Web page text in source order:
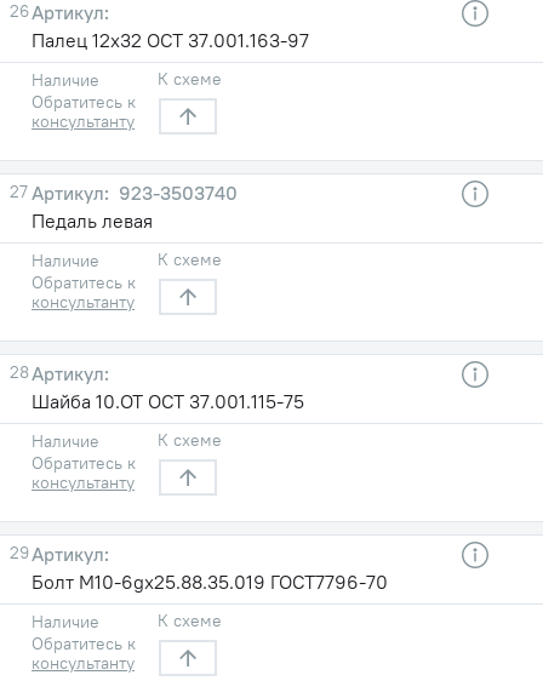
26
Палец 12х32 ОСТ 37.001.163-97
Наличие
Обратитесь к
консультанту
К схеме
27
923-3503740
Педаль левая
Наличие
Обратитесь к
консультанту
К схеме
28
Шайба 10.ОТ ОСТ 37.001.115-75
Наличие
Обратитесь к
консультанту
К схеме
29
Болт М10-6gх25.88.35.019 ГОСТ7796-70
Наличие
Обратитесь к
консультанту
К схеме